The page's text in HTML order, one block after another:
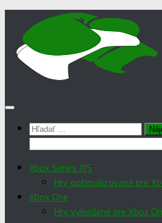
Preskočiť
obsah
Hľadať:
Xbox Series X|S
Hry optimalizované pre
Xbox One
Hry vylepšené pre Xbox